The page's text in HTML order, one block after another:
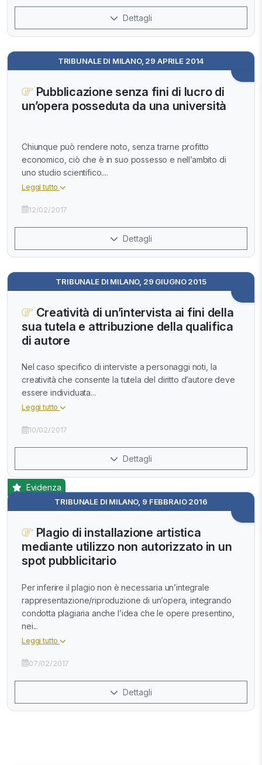
Dettagli
TRIBUNALE DI MILANO, 29 APRILE 2014
Pubblicazione senza fini di lucro di
un’opera posseduta da una università
Chiunque può rendere noto, senza trarne profitto
economico, ciò che è in suo possesso e nell’ambito di
uno studio scientifico....
Leggi tutto
12/02/2017
Dettagli
TRIBUNALE DI MILANO, 29 GIUGNO 2015
Creatività di un’intervista ai fini della
sua tutela e attribuzione della qualifica
di autore
Nel caso specifico di interviste a personaggi noti, la
creatività che consente la tutela del diritto d’autore deve
essere individuata...
Leggi tutto
10/02/2017
Dettagli
TRIBUNALE DI MILANO, 9 FEBBRAIO 2016
Evidenza
Plagio di installazione artistica
mediante utilizzo non autorizzato in un
spot pubblicitario
Per inferire il plagio non è necessaria un’integrale
rappresentazione/riproduzione di un’opera, integrando
condotta plagiaria anche l’idea che le opere presentino,
nei...
Leggi tutto
07/02/2017
Dettagli